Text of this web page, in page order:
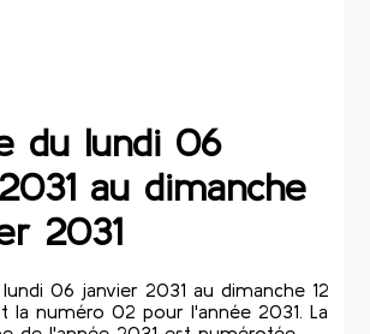
du lundi 06
au dimanche
2031
06 janvier 2031 au dimanche 12
la numéro 02 pour l'année 2031. La